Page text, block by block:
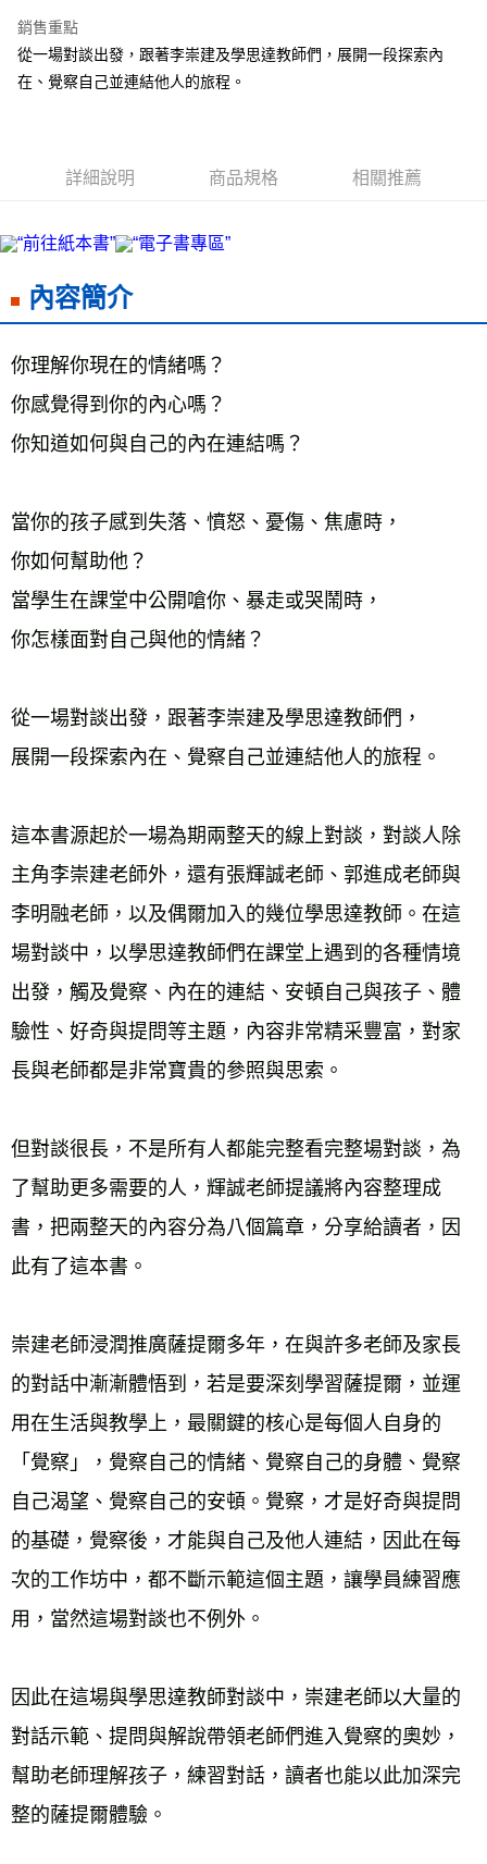
ATM付款
運送方式
數位商品免運
免運費
離島宅配
每筆NT$200，滿NT$99,999(含以上)免運費
海外叢書運費
雜誌海外運費
銷售重點
從一場對談出發，跟著李崇建及學思達教師們，展開一段探索內
在、覺察自己並連結他人的旅程。
詳細說明 商品規格 相關推薦
內容簡介
你理解你現在的情緒嗎？
你感覺得到你的內心嗎？
你知道如何與自己的內在連結嗎？
當你的孩子感到失落、憤怒、憂傷、焦慮時，
你如何幫助他？
當學生在課堂中公開嗆你、暴走或哭鬧時，
你怎樣面對自己與他的情緒？
從一場對談出發，跟著李崇建及學思達教師們，
展開一段探索內在、覺察自己並連結他人的旅程。
這本書源起於一場為期兩整天的線上對談，對談人除
主角李崇建老師外，還有張輝誠老師、郭進成老師與
李明融老師，以及偶爾加入的幾位學思達教師。在這
場對談中，以學思達教師們在課堂上遇到的各種情境
出發，觸及覺察、內在的連結、安頓自己與孩子、體
驗性、好奇與提問等主題，內容非常精采豐富，對家
長與老師都是非常寶貴的參照與思索。
但對談很長，不是所有人都能完整看完整場對談，為
了幫助更多需要的人，輝誠老師提議將內容整理成
書，把兩整天的內容分為八個篇章，分享給讀者，因
此有了這本書。
崇建老師浸潤推廣薩提爾多年，在與許多老師及家長
的對話中漸漸體悟到，若是要深刻學習薩提爾，並運
用在生活與教學上，最關鍵的核心是每個人自身的
「覺察」，覺察自己的情緒、覺察自己的身體、覺察
自己渴望、覺察自己的安頓。覺察，才是好奇與提問
的基礎，覺察後，才能與自己及他人連結，因此在每
次的工作坊中，都不斷示範這個主題，讓學員練習應
用，當然這場對談也不例外。
因此在這場與學思達教師對談中，崇建老師以大量的
對話示範、提問與解說帶領老師們進入覺察的奧妙，
幫助老師理解孩子，練習對話，讀者也能以此加深完
整的薩提爾體驗。